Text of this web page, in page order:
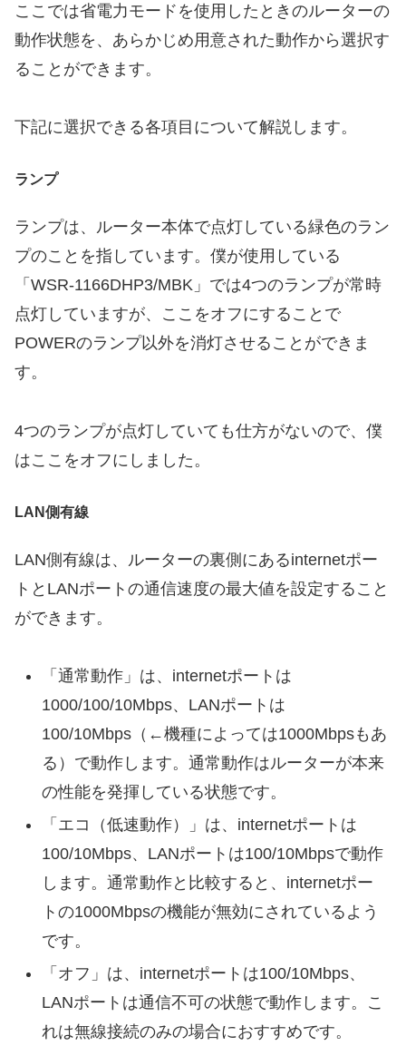
ここでは省電力モードを使用したときのルーターの
動作状態を、あらかじめ用意された動作から選択す
ることができます。
下記に選択できる各項目について解説します。
ランプ
ランプは、ルーター本体で点灯している緑色のラン
プのことを指しています。僕が使用している
「WSR-1166DHP3/MBK」では4つのランプが常時
点灯していますが、ここをオフにすることで
POWERのランプ以外を消灯させることができま
す。
4つのランプが点灯していても仕方がないので、僕
はここをオフにしました。
LAN側有線
LAN側有線は、ルーターの裏側にあるinternetポー
トとLANポートの通信速度の最大値を設定すること
ができます。
「通常動作」は、internetポートは
1000/100/10Mbps、LANポートは
100/10Mbps（←機種によっては1000Mbpsもあ
る）で動作します。通常動作はルーターが本来
の性能を発揮している状態です。
「エコ（低速動作）」は、internetポートは
100/10Mbps、LANポートは100/10Mbpsで動作
します。通常動作と比較すると、internetポー
トの1000Mbpsの機能が無効にされているよう
です。
「オフ」は、internetポートは100/10Mbps、
LANポートは通信不可の状態で動作します。こ
れは無線接続のみの場合におすすめです。